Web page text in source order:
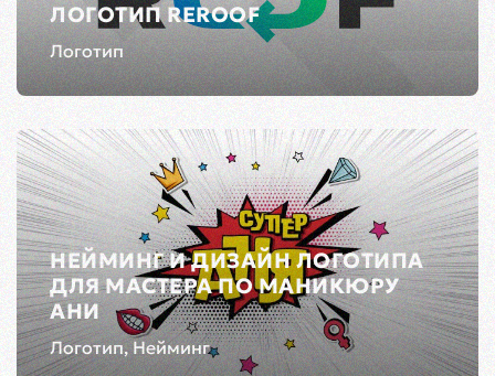
ЛОГОТИП REROOF
Логотип
НЕЙМИНГ И ДИЗАЙН ЛОГОТИПА
ДЛЯ МАСТЕРА ПО МАНИКЮРУ
АНИ
Логотип, Нейминг